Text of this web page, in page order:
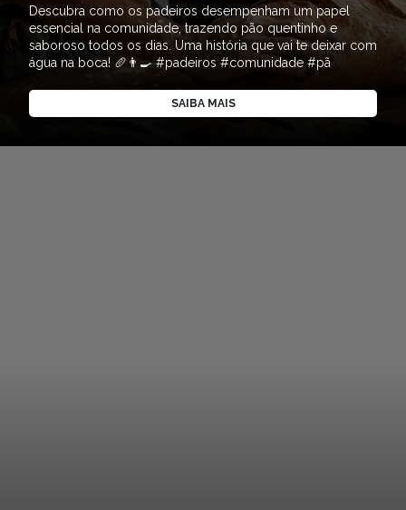
Descubra como os padeiros desempenham um papel
essencial na comunidade, trazendo pão quentinho e
saboroso todos os dias. Uma história que vai te deixar com
água na boca! 🥖👨‍🍳 #padeiros #comunidade #pã
SAIBA MAIS